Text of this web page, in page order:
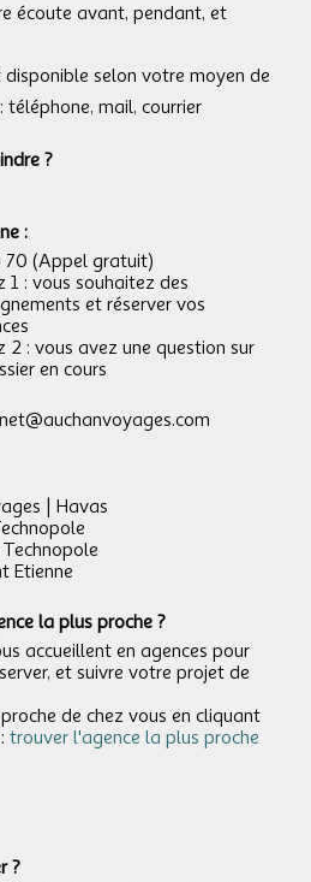
écoute avant, pendant, et
selon votre moyen de
mail, courrier
?
:
70 (Appel gratuit)
1 : vous souhaitez des
et réserver vos
2 : vous avez une question sur
en cours
| Havas
Etienne
la plus proche ?
accueillent en agences pour
et suivre votre projet de
de chez vous en cliquant
trouver l'agence la plus proche
?